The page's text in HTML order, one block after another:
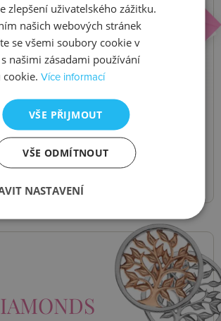
AKCE
je do e-mailu.
Odeslat
zlepšení uživatelského zážitku.
našich webových stránek
se všemi soubory cookie v
našimi zásadami používání
cookie.Více informací
VŠE PŘIJMOUT
VŠE ODMÍTNOUT
NASTAVENÍ